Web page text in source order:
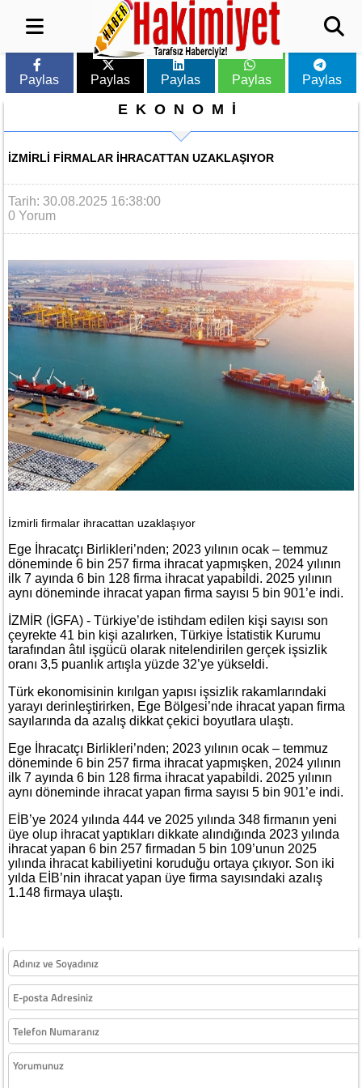
Paylas Paylas Paylas Paylas Paylas
EKONOMİ
İZMIRLI FIRMALAR IHRACATTAN UZAKLAŞIYOR
Tarih: 30.08.2025 16:38:00
0 Yorum
İzmirli firmalar ihracattan uzaklaşıyor
Ege İhracatçı Birlikleri’nden; 2023 yılının ocak – temmuz
döneminde 6 bin 257 firma ihracat yapmışken, 2024 yılının
ilk 7 ayında 6 bin 128 firma ihracat yapabildi. 2025 yılının
aynı döneminde ihracat yapan firma sayısı 5 bin 901’e indi.
İZMİR (İGFA) - Türkiye’de istihdam edilen kişi sayısı son
çeyrekte 41 bin kişi azalırken, Türkiye İstatistik Kurumu
tarafından âtıl işgücü olarak nitelendirilen gerçek işsizlik
oranı 3,5 puanlık artışla yüzde 32’ye yükseldi.
Türk ekonomisinin kırılgan yapısı işsizlik rakamlarındaki
yarayı derinleştirirken, Ege Bölgesi’nde ihracat yapan firma
sayılarında da azalış dikkat çekici boyutlara ulaştı.
Ege İhracatçı Birlikleri’nden; 2023 yılının ocak – temmuz
döneminde 6 bin 257 firma ihracat yapmışken, 2024 yılının
ilk 7 ayında 6 bin 128 firma ihracat yapabildi. 2025 yılının
aynı döneminde ihracat yapan firma sayısı 5 bin 901’e indi.
EİB’ye 2024 yılında 444 ve 2025 yılında 348 firmanın yeni
üye olup ihracat yaptıkları dikkate alındığında 2023 yılında
ihracat yapan 6 bin 257 firmadan 5 bin 109’unun 2025
yılında ihracat kabiliyetini koruduğu ortaya çıkıyor. Son iki
yılda EİB’nin ihracat yapan üye firma sayısındaki azalış
1.148 firmaya ulaştı.